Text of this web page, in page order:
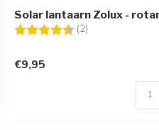
Solar lantaarn Zolux -
Beoordeling: (2)
€9,95